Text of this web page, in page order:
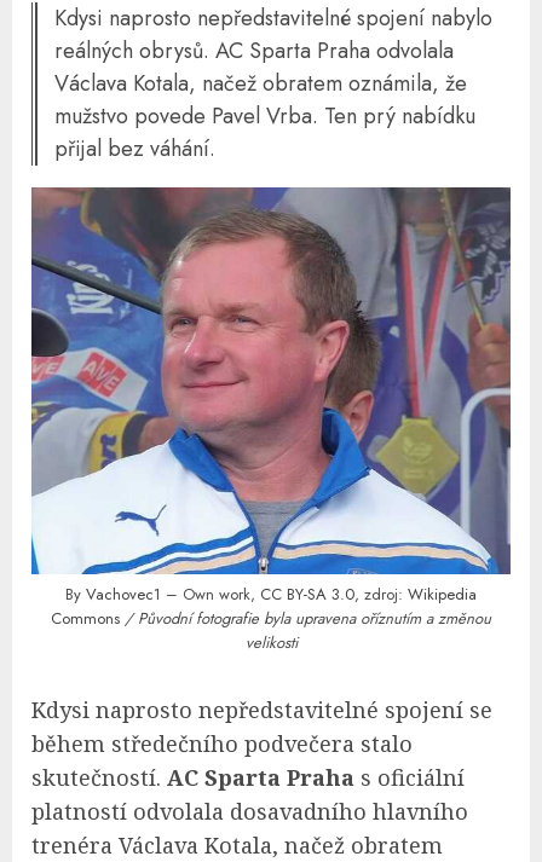
Kdysi naprosto nepředstavitelné spojení nabylo
reálných obrysů. AC Sparta Praha odvolala
Václava Kotala, načež obratem oznámila, že
mužstvo povede Pavel Vrba. Ten prý nabídku
přijal bez váhání.
By Vachovec1 – Own work, CC BY-SA 3.0, zdroj: Wikipedia
Commons / Původní fotografie byla upravena oříznutím a změnou
velikosti
Kdysi naprosto nepředstavitelné spojení se
během středečního podvečera stalo
skutečností. AC Sparta Praha s oficiální
platností odvolala dosavadního hlavního
trenéra Václava Kotala, načež obratem